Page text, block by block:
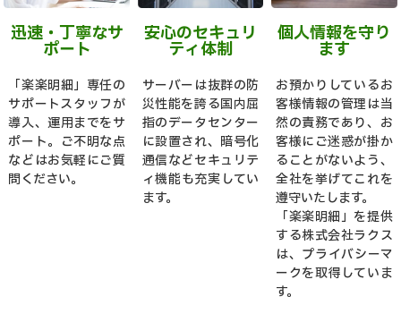
迅速・丁寧なサ
ポート
「楽楽明細」専任の
サポートスタッフが
導入、運用までをサ
ポート。ご不明な点
などはお気軽にご質
問ください。
安心のセキュリ
ティ体制
サーバーは抜群の防
災性能を誇る国内屈
指のデータセンター
に設置され、暗号化
通信などセキュリテ
ィ機能も充実してい
ます。
個人情報を守り
ます
お預かりしているお
客様情報の管理は当
然の責務であり、お
客様にご迷惑が掛か
ることがないよう、
全社を挙げてこれを
遵守いたします。
「楽楽明細」を提供
する株式会社ラクス
は、プライバシーマ
ークを取得していま
す。